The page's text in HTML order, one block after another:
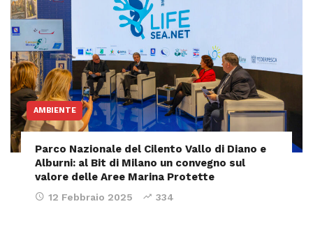
AMBIENTE
Parco Nazionale del Cilento Vallo di Diano e
Alburni: al Bit di Milano un convegno sul
valore delle Aree Marina Protette
12 Febbraio 2025 334